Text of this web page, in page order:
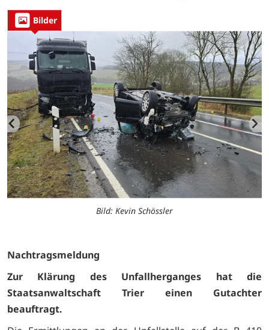
Bilder
Bild: Kevin Schössler
Nachtragsmeldung
Zur Klärung des Unfallherganges hat die
Staatsanwaltschaft Trier einen Gutachter
beauftragt.